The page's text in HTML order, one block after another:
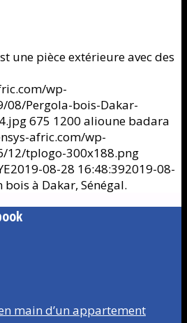
une pièce extérieure avec des
wp-
Pergola-bois-Dakar-
675 1200 alioune badara
afric.com/wp-
12/tplogo-300x188.png
2019-08-28 16:48:392019-08-
bois à Dakar, Sénégal.
main d’un appartement